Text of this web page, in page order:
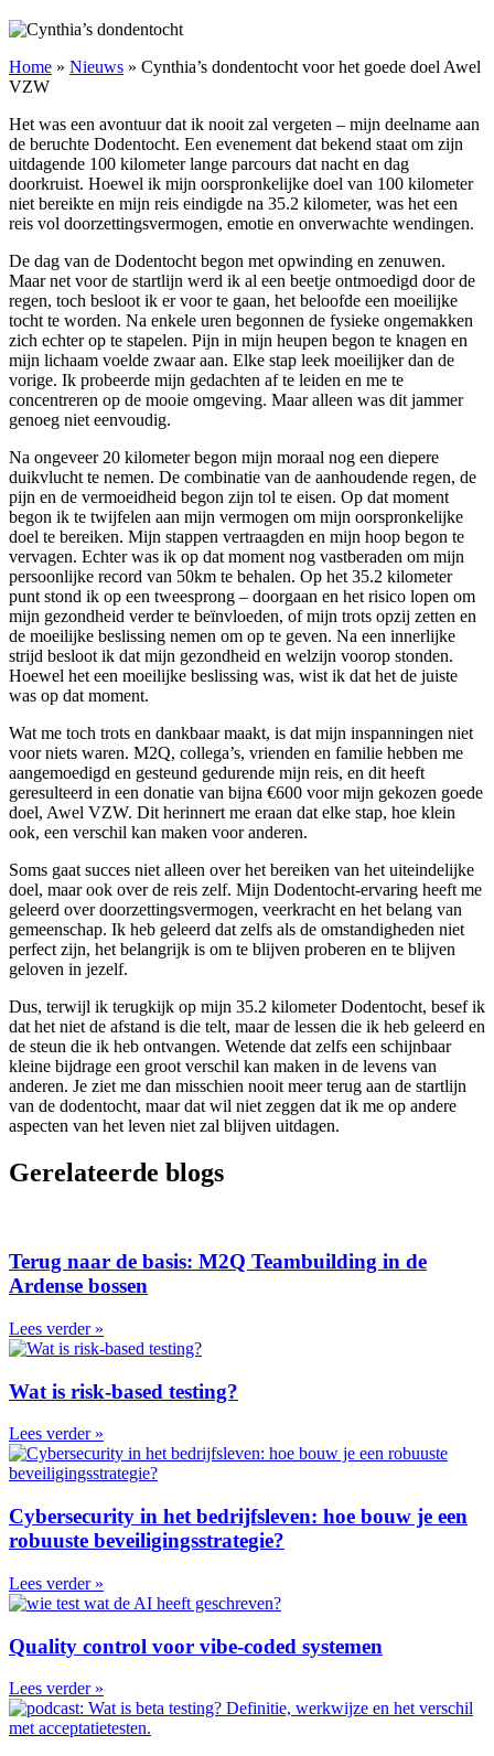
Home » Nieuws » Cynthia’s dondentocht voor het goede doel Awel
VZW
Het was een avontuur dat ik nooit zal vergeten – mijn deelname aan
de beruchte Dodentocht. Een evenement dat bekend staat om zijn
uitdagende 100 kilometer lange parcours dat nacht en dag
doorkruist. Hoewel ik mijn oorspronkelijke doel van 100 kilometer
niet bereikte en mijn reis eindigde na 35.2 kilometer, was het een
reis vol doorzettingsvermogen, emotie en onverwachte wendingen.
De dag van de Dodentocht begon met opwinding en zenuwen.
Maar net voor de startlijn werd ik al een beetje ontmoedigd door de
regen, toch besloot ik er voor te gaan, het beloofde een moeilijke
tocht te worden. Na enkele uren begonnen de fysieke ongemakken
zich echter op te stapelen. Pijn in mijn heupen begon te knagen en
mijn lichaam voelde zwaar aan. Elke stap leek moeilijker dan de
vorige. Ik probeerde mijn gedachten af te leiden en me te
concentreren op de mooie omgeving. Maar alleen was dit jammer
genoeg niet eenvoudig.
Na ongeveer 20 kilometer begon mijn moraal nog een diepere
duikvlucht te nemen. De combinatie van de aanhoudende regen, de
pijn en de vermoeidheid begon zijn tol te eisen. Op dat moment
begon ik te twijfelen aan mijn vermogen om mijn oorspronkelijke
doel te bereiken. Mijn stappen vertraagden en mijn hoop begon te
vervagen. Echter was ik op dat moment nog vastberaden om mijn
persoonlijke record van 50km te behalen. Op het 35.2 kilometer
punt stond ik op een tweesprong – doorgaan en het risico lopen om
mijn gezondheid verder te beïnvloeden, of mijn trots opzij zetten en
de moeilijke beslissing nemen om op te geven. Na een innerlijke
strijd besloot ik dat mijn gezondheid en welzijn voorop stonden.
Hoewel het een moeilijke beslissing was, wist ik dat het de juiste
was op dat moment.
Wat me toch trots en dankbaar maakt, is dat mijn inspanningen niet
voor niets waren. M2Q, collega’s, vrienden en familie hebben me
aangemoedigd en gesteund gedurende mijn reis, en dit heeft
geresulteerd in een donatie van bijna €600 voor mijn gekozen goede
doel, Awel VZW. Dit herinnert me eraan dat elke stap, hoe klein
ook, een verschil kan maken voor anderen.
Soms gaat succes niet alleen over het bereiken van het uiteindelijke
doel, maar ook over de reis zelf. Mijn Dodentocht-ervaring heeft me
geleerd over doorzettingsvermogen, veerkracht en het belang van
gemeenschap. Ik heb geleerd dat zelfs als de omstandigheden niet
perfect zijn, het belangrijk is om te blijven proberen en te blijven
geloven in jezelf.
Dus, terwijl ik terugkijk op mijn 35.2 kilometer Dodentocht, besef ik
dat het niet de afstand is die telt, maar de lessen die ik heb geleerd en
de steun die ik heb ontvangen. Wetende dat zelfs een schijnbaar
kleine bijdrage een groot verschil kan maken in de levens van
anderen. Je ziet me dan misschien nooit meer terug aan de startlijn
van de dodentocht, maar dat wil niet zeggen dat ik me op andere
aspecten van het leven niet zal blijven uitdagen.
Gerelateerde blogs
Terug naar de basis: M2Q Teambuilding in de
Ardense bossen
Lees verder »
Wat is risk-based testing?
Lees verder »
Cybersecurity in het bedrijfsleven: hoe bouw je een
robuuste beveiligingsstrategie?
Lees verder »
Quality control voor vibe-coded systemen
Lees verder »